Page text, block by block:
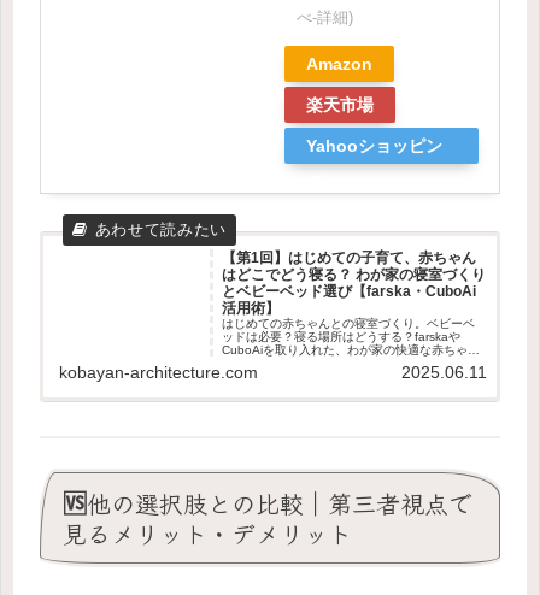
べ-詳細)
Amazon
楽天市場
Yahooショッピン
【第1回】はじめての子育て、赤ちゃん
はどこでどう寝る？ わが家の寝室づくり
とベビーベッド選び【farska・CuboAi
活用術】
はじめての赤ちゃんとの寝室づくり。ベビーベ
ッドは必要？寝る場所はどうする？farskaや
CuboAiを取り入れた、わが家の快適な赤ちゃん
kobayan-architecture.com 2025.06.11
🆚他の選択肢との比較｜第三者視点で
見るメリット・デメリット